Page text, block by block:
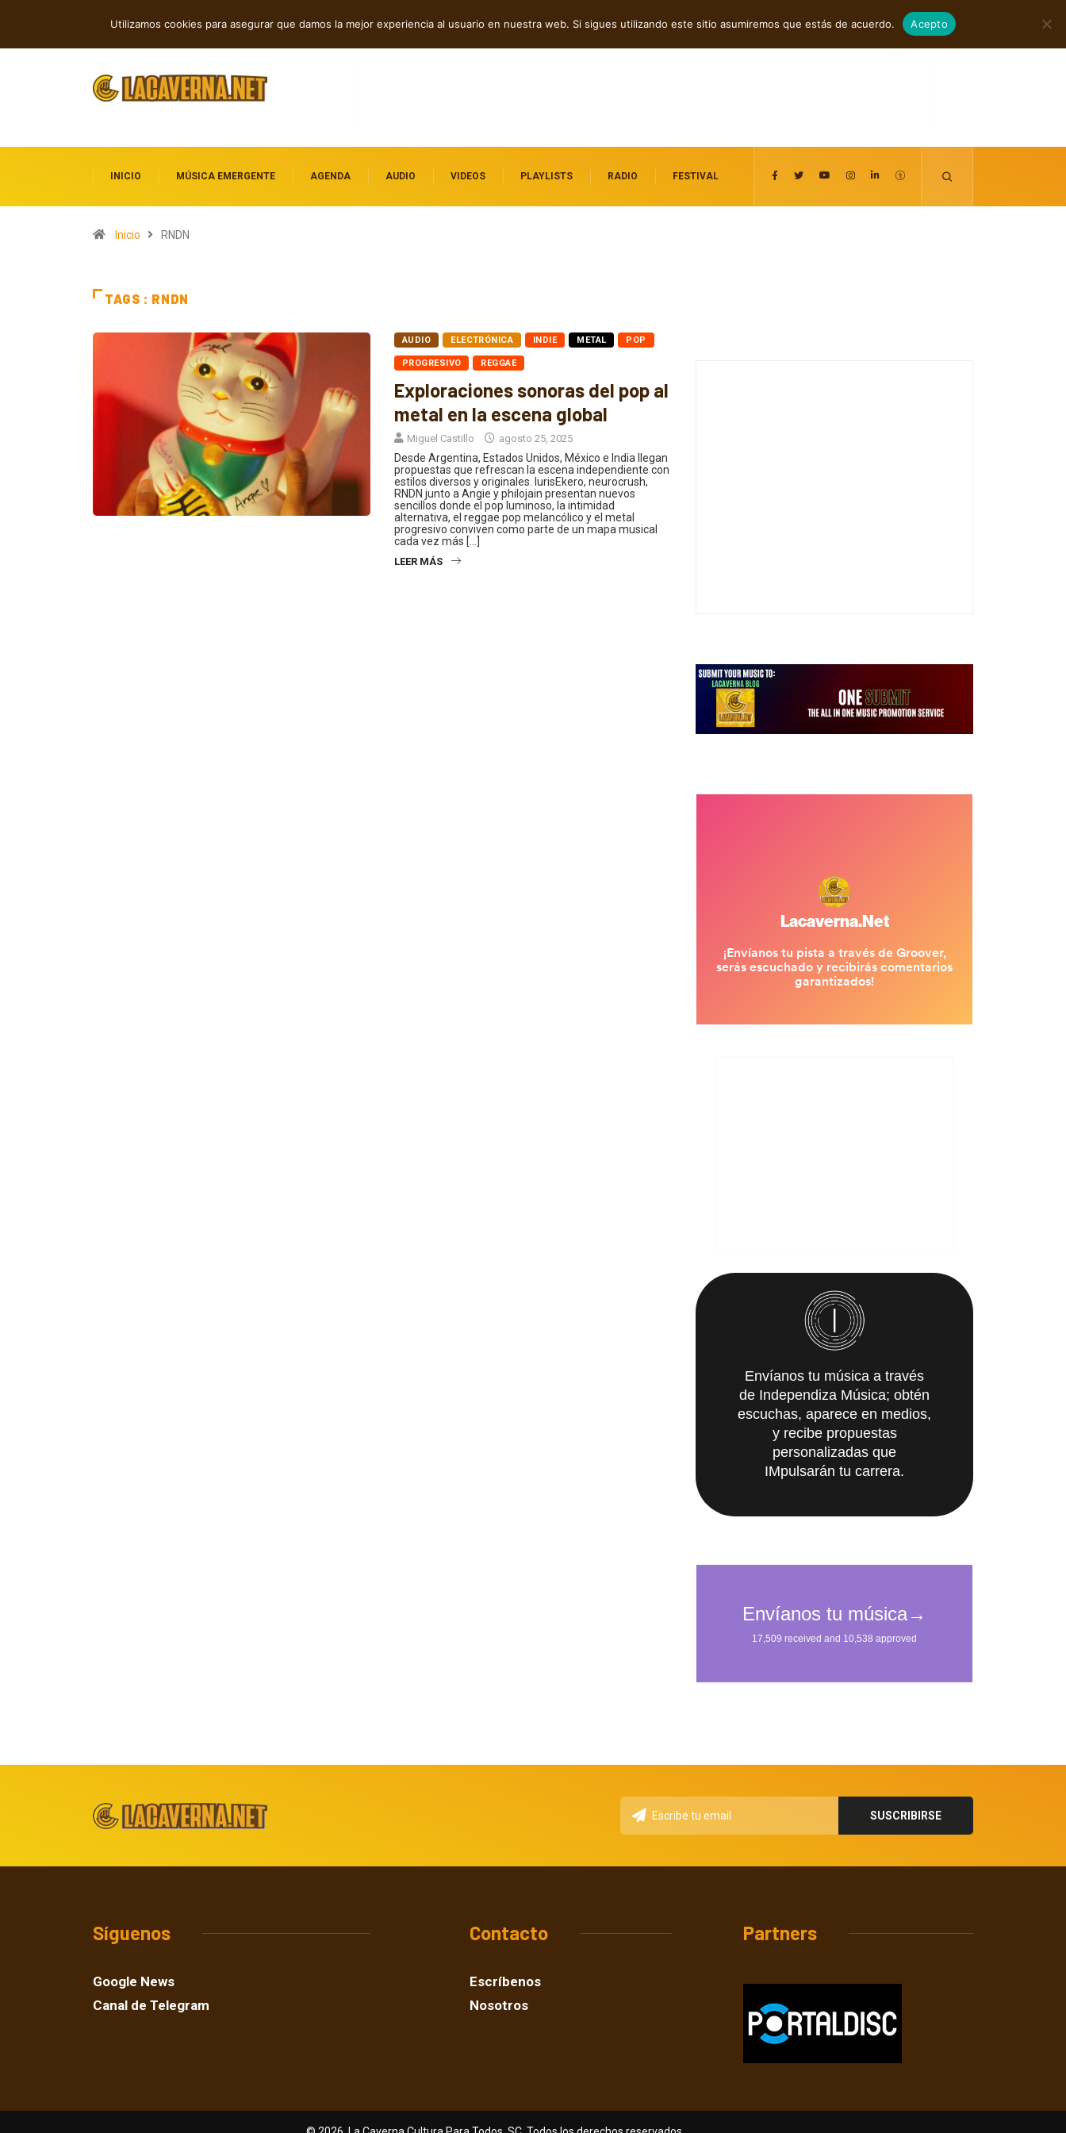
agosto 5, 2026
INICIO MÚSICA EMERGENTE AGENDA AUDIO VIDEOS PLAYLISTS RADIO FESTIVAL
Inicio RNDN
TAGS : RNDN
AUDIO ELECTRÓNICA INDIE METAL POP
PROGRESIVO REGGAE
Exploraciones sonoras del pop al
metal en la escena global
Miguel Castillo agosto 25, 2025
Desde Argentina, Estados Unidos, México e India llegan
propuestas que refrescan la escena independiente con
estilos diversos y originales. IurisEkero, neurocrush,
RNDN junto a Angie y philojain presentan nuevos
sencillos donde el pop luminoso, la intimidad
alternativa, el reggae pop melancólico y el metal
progresivo conviven como parte de un mapa musical
cada vez más […]
LEER MÁS
Envíanos tu música a través
de Independiza Música; obtén
escuchas, aparece en medios,
y recibe propuestas
personalizadas que
IMpulsarán tu carrera.
Síguenos
Google News
Canal de Telegram
Contacto
Escríbenos
Nosotros
Partners
Utilizamos cookies para asegurar que damos la mejor experiencia al usuario en nuestra web. Si sigues utilizando este sitio asumiremos que estás de acuerdo. Acepto